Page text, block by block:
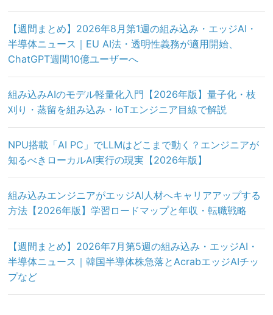
【週間まとめ】2026年8月第1週の組み込み・エッジAI・
半導体ニュース｜EU AI法・透明性義務が適用開始、
ChatGPT週間10億ユーザーへ
組み込みAIのモデル軽量化入門【2026年版】量子化・枝
刈り・蒸留を組み込み・IoTエンジニア目線で解説
NPU搭載「AI PC」でLLMはどこまで動く？エンジニアが
知るべきローカルAI実行の現実【2026年版】
組み込みエンジニアがエッジAI人材へキャリアアップする
方法【2026年版】学習ロードマップと年収・転職戦略
【週間まとめ】2026年7月第5週の組み込み・エッジAI・
半導体ニュース｜韓国半導体株急落とAcrabエッジAIチッ
プなど